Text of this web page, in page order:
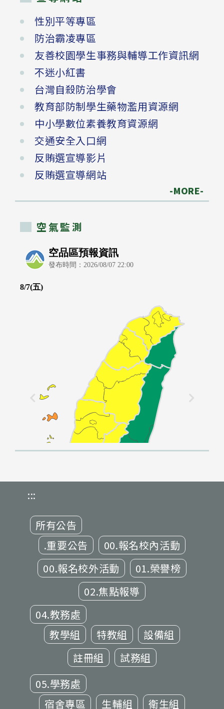
性別平等專區
防治霸凌專區
友善校園學生事務與輔導工作資訊網
不迷小紅書
台灣自殺防治學會
教育部防制學生藥物濫用資源網
中小學數位素養教育資源網
交通安全入口網
反賄選宣導影片
反賄選宣導網站
-MORE-
空氣監測
:::
所有公告
.重要公告
00.報名校內活動
00.報名校外活動
01.榮譽榜
02.焦點報導
04.教務處
教學組
特教組
設備組
註冊組
試務組
05.學務處
宿舍專區
生輔組 衛生組